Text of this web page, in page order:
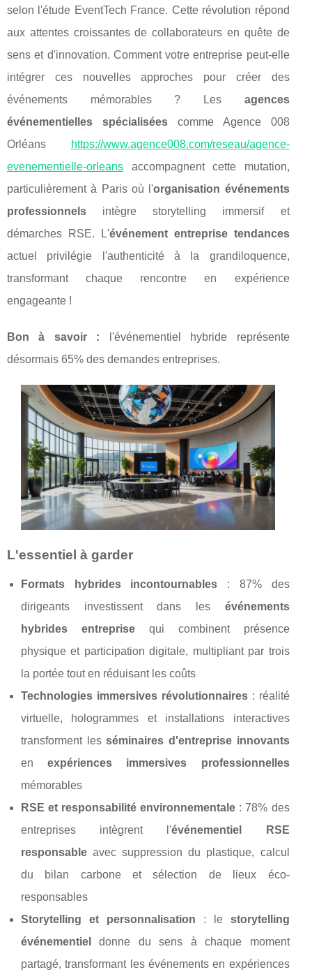
selon l'étude EventTech France. Cette révolution répond
aux attentes croissantes de collaborateurs en quête de
sens et d'innovation. Comment votre entreprise peut-elle
intégrer ces nouvelles approches pour créer des
événements mémorables ? Les agences
événementielles spécialiséescomme Agence 008
Orléans
https://www.agence008.com/reseau/agence-
evenementielle-orleans accompagnent cette mutation,
particulièrement à Paris où l'organisation événements
professionnels intègre storytelling immersif et
démarches RSE. L'événement entreprise tendances
actuel privilégie l'authenticité à la grandiloquence,
transformant chaque rencontre en expérience
engageante !
Bon à savoir :
l'événementiel hybride représente
désormais 65% des demandes entreprises.
L'essentiel à garder
Formats hybrides incontournables : 87% des
dirigeants investissent dans les événements
hybrides entreprisequi combinent présence
physique et participation digitale, multipliant par trois
la portée tout en réduisant les coûts
Technologies immersives révolutionnaires: réalité
virtuelle, hologrammes et installations interactives
transforment lesséminaires d'entreprise innovants
enexpériences immersives professionnelles
mémorables
RSE et responsabilité environnementale : 78% des
entreprises intègrent l'événementiel RSE
responsable avec suppression du plastique, calcul
du bilan carbone et sélection de lieux éco-
responsables
Storytelling et personnalisation : le storytelling
événementiel
donne du sens à chaque moment
partagé, transformant les événements en expériences